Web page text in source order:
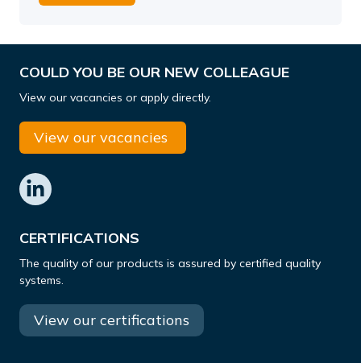
COULD YOU BE OUR NEW COLLEAGUE
View our vacancies or apply directly.
View our vacancies
CERTIFICATIONS
The quality of our products is assured by certified quality
systems.
View our certifications